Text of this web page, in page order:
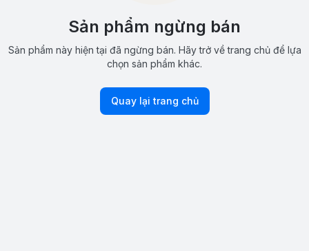
Sản phẩm ngừng bán
Sản phẩm này hiện tại đã ngừng bán. Hãy trở về trang chủ để lựa
chọn sản phẩm khác.
Quay lại trang chủ